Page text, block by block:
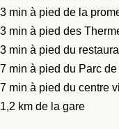
3 min à pied de la
3 min à pied des
3 min à pied du
7 min à pied du Parc
7 min à pied du centre
1,2 km de la gare